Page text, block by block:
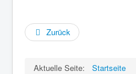
Zurück
Aktuelle Seite: Startseite